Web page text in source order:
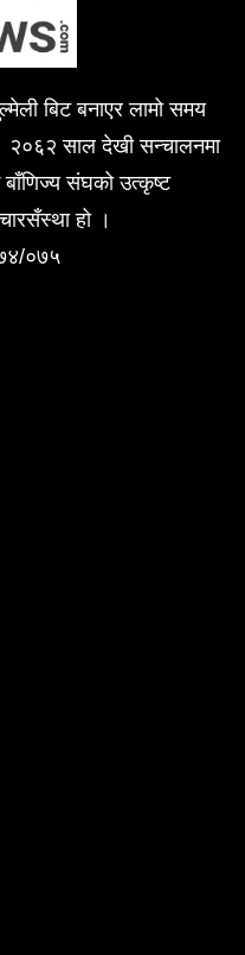
बिट बनाएर लामो समय
२०६२ साल देखी सन्चालनमा
बाँणिज्य संघको उत्कृष्ट
हो ।
७४/०७५